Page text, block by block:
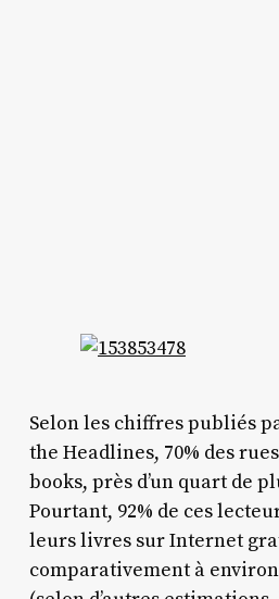
Selon les chiffres publiés
the Headlines, 70% des
books, près d’un quart de
Pourtant, 92% de ces
leurs livres sur Internet
comparativement à environ